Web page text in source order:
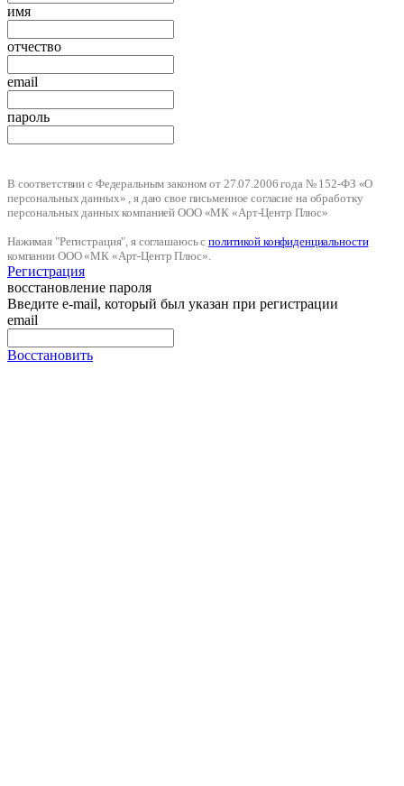
имя
отчество
email
пароль
В соответствии с Федеральным законом от 27.07.2006 года № 152-ФЗ «О
персональных данных» , я даю свое письменное согласие на обработку
персональных данных компанией ООО «МК «Арт-Центр Плюс»
Нажимая "Регистрация", я соглашаюсь сполитикой конфиденциальности
компании ООО «МК «Арт-Центр Плюс».
Регистрация
восстановление пароля
Введите e-mail, который был указан при регистрации
email
Восстановить